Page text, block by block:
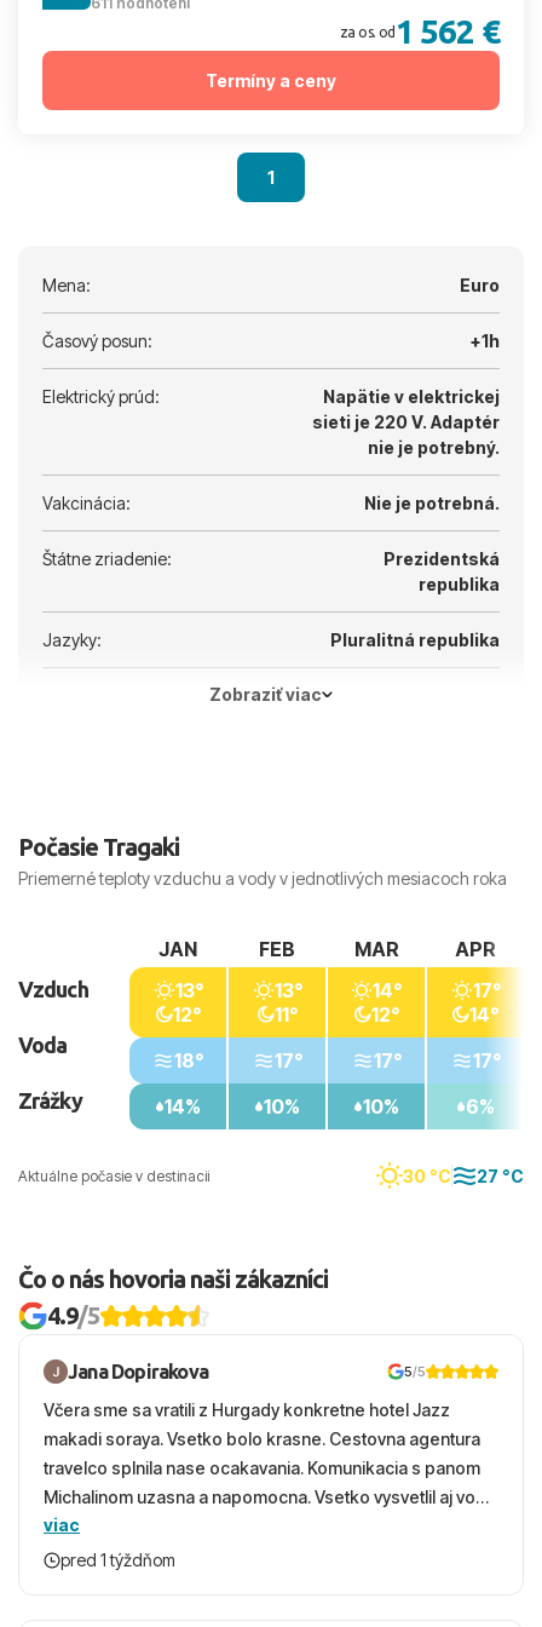
za os. od 1 562 €
Termíny a ceny
1
Mena: Euro
Časový posun: +1h
Elektrický prúd:
Napätie v elektrickej
sieti je 220 V. Adaptér
nie je potrebný.
Vakcinácia: Nie je potrebná.
Štátne zriadenie:
Prezidentská
republika
Jazyky: Pluralitná republika
Zobraziť viac
Počasie Tragaki
Priemerné teploty vzduchu a vody v jednotlivých mesiacoch roka
Aktuálne počasie v destinacii 30 °C 27 °C
Vzduch
Voda
Zrážky
JAN
13°
12°
18°
14%
FEB
13°
11°
17°
10%
MAR
14°
12°
17°
10%
APR
17°
14°
17°
6%
Čo o nás hovoria naši zákazníci
4.9/5
Jana Dopirakova 5/5
Včera sme sa vratili z Hurgady konkretne hotel Jazz
makadi soraya. Vsetko bolo krasne. Cestovna agentura
travelco splnila nase ocakavania. Komunikacia s panom
Michalinom uzasna a napomocna. Vsetko vysvetlil aj vo
vecernych hodinach zaco sa ospravedlnujem. Hotel
krasny, cisty. Sluzby top. Strava, prostredie, more,
viac
pred 1 týždňom